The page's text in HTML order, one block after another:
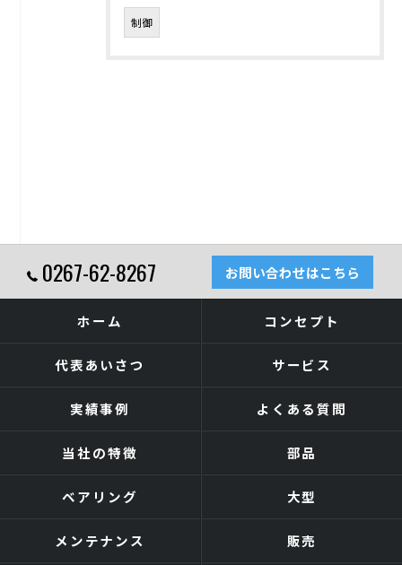
制御
0267-62-8267 お問い合わせはこちら
ホーム コンセプト
代表あいさつ サービス
実績事例 よくある質問
当社の特徴 部品
ベアリング 大型
メンテナンス 販売